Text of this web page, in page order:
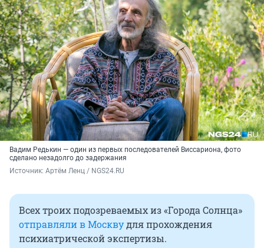
Вадим Редькин — один из первых последователей Виссариона, фото
сделано незадолго до задержания
Источник: Артём Ленц / NGS24.RU
Всех троих подозреваемых из «Города Солнца»
отправляли в Москвудля прохождения
психиатрической экспертизы.